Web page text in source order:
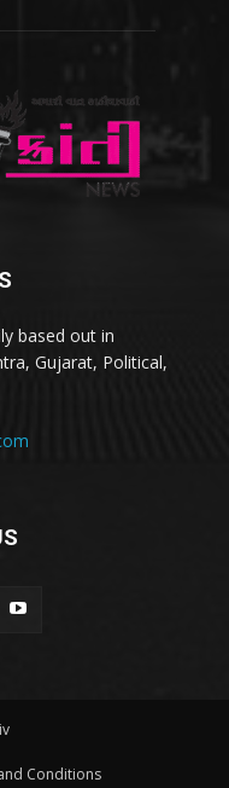
based out in
Gujarat, Political,
Conditions